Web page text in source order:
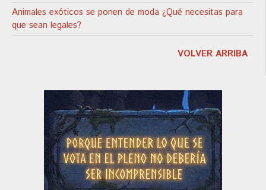
Animales exóticos se ponen de moda ¿Qué necesitas para
que sean legales?
VOLVER ARRIBA